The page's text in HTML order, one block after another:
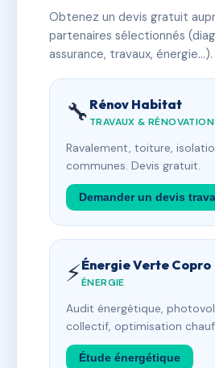
Obtenez un devis gratuit
partenaires sélectionnés
assurance, travaux, énergie…).
🔧 Rénov Habitat
TRAVAUX & RÉNOVATION
Ravalement, toiture,
communes. Devis gratuit.
Demander un devis
⚡Énergie Verte Copro
ÉNERGIE
Audit énergétique,
collectif, optimisation
Étude énergétique